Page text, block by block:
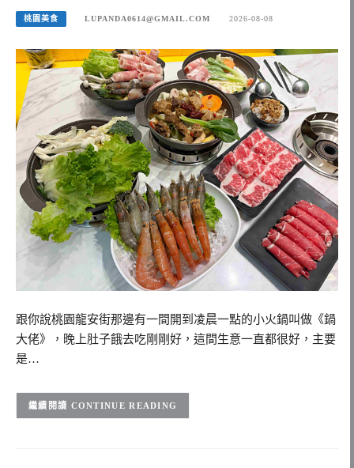
桃園美食 LUPANDA0614@GMAIL.COM 2026-08-08
跟你說桃園龍安街那邊有一間開到凌晨一點的小火鍋叫做《鍋
大佬》，晚上肚子餓去吃剛剛好，這間生意一直都很好，主要
是…
CONTINUE READING